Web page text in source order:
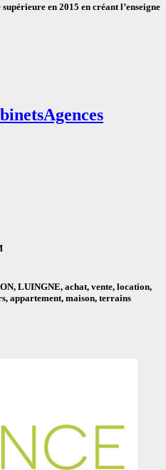
en 2015 en créant l’enseigne
Agences
LUINGNE, achat, vente, location,
appartement, maison, terrains